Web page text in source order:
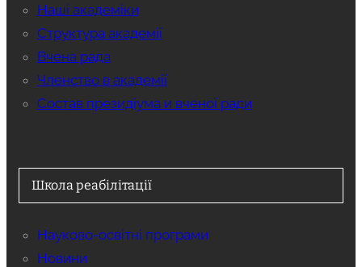
Наші академіки
Структура академії
Вчена рада
Членство в академії
Состав президіума и вченої ради
Школа реабілітації
Науково-освітні програми
Новини